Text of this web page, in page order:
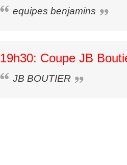
equipes benjamins
19h30: Coupe JB
JB BOUTIER